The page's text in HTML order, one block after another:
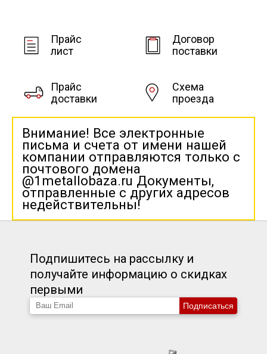
Прайс
лист
Договор
поставки
Прайс
доставки
Схема
проезда
Внимание! Все электронные
письма и счета от имени нашей
компании отправляются только с
почтового домена
@1metallobaza.ru Документы,
отправленные с других адресов
недействительны!
Подпишитесь на рассылку и
получайте информацию о скидках
первыми
Подписаться